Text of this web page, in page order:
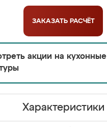
ЗАКАЗАТЬ РАСЧЁТ
акции на кухонные
Характеристики